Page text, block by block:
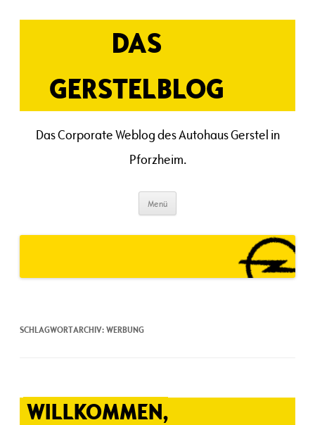
Inhalt
DAS
GERSTELBLOG
Das Corporate Weblog des Autohaus Gerstel in
Pforzheim.
Menü
SCHLAGWORTARCHIV:WERBUNG
WILLKOMMEN,